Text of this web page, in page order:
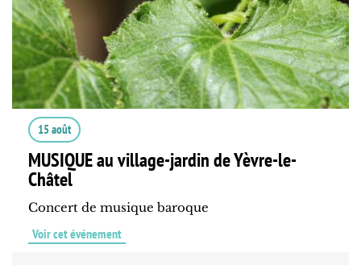
15 août
MUSIQUE au village-jardin de Yèvre-le-
Châtel
Concert de musique baroque
Voir cet événement